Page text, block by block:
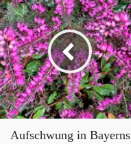
Aufschwung in Bayerns